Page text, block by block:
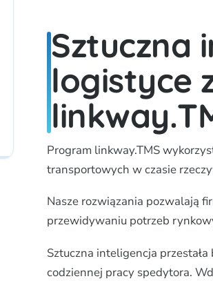
Sztuczna
logistyce
Program linkway.TMS
transportowych w czasie
Nasze rozwiązania pozwalają
przewidywaniu potrzeb
Sztuczna inteligencja
codziennej pracy spedytora.